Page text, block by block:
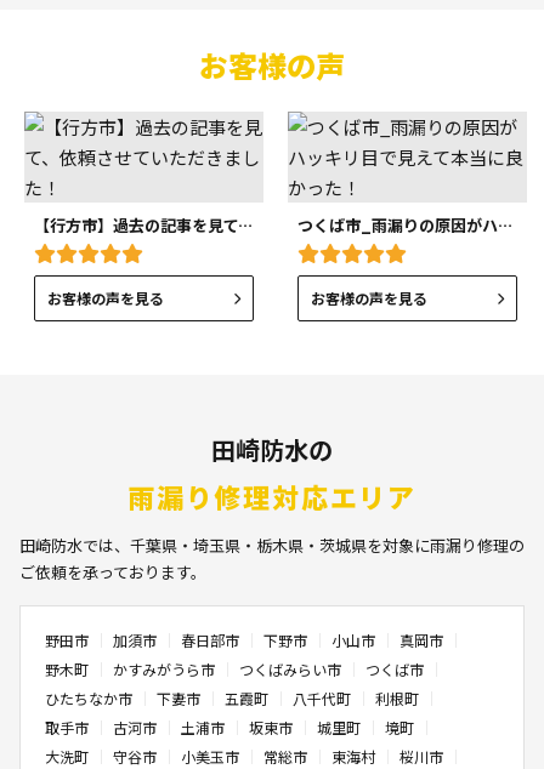
お客様の声
【行方市】過去の記事を見て、依頼させていただきました！
お客様の声を見る
つくば市_雨漏りの原因がハッキリ目で見えて本当に良かった！
お客様の声を見る
田崎防水の
雨漏り修理対応エリア
田崎防水では、千葉県・埼玉県・栃木県・茨城県を対象に雨漏り修理の
ご依頼を承っております。
野田市 加須市 春日部市 下野市 小山市
真岡市
野木町
かすみがうら市 つくばみらい市
つくば市
ひたちなか市
下妻市 五霞町 八千代町
利根町
取手市
古河市 土浦市 坂東市 城里町
境町
大洗町
守谷市 小美玉市 常総市 東海村
桜川市